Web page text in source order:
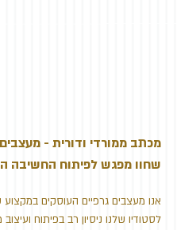
מכתב ממורדי ודורית - מעצבים
שחוו מפגש לפיתוח החשיבה
אנו מעצבים גרפיים העוסקים במקצוע
לסטודיו שלנו ניסיון רב בפיתוח